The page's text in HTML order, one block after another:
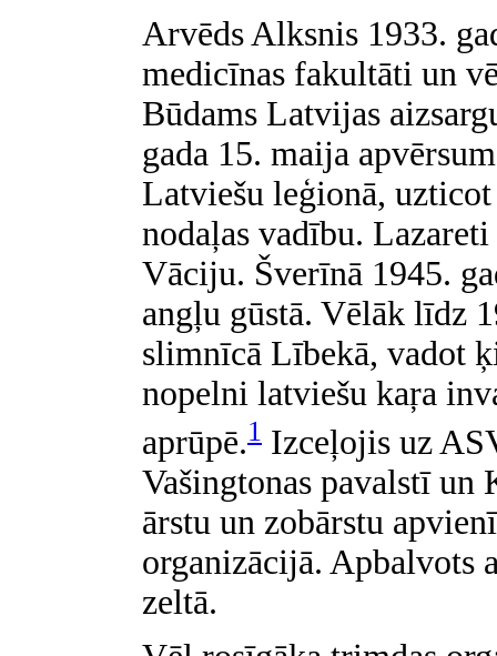
Arvēds Alksnis 1933.
medicīnas fakultāti un
Būdams Latvijas
gada 15. maija
Latviešu leģionā,
nodaļas vadību.
Vāciju. Šverīnā 1945.
angļu gūstā. Vēlāk līdz
slimnīcā Lībekā, vadot
nopelni latviešu kaŗa
aprūpē.1 Izceļojis uz
Vašingtonas pavalstī
ārstu un zobārstu
organizācijā. Apbalvots
zeltā.